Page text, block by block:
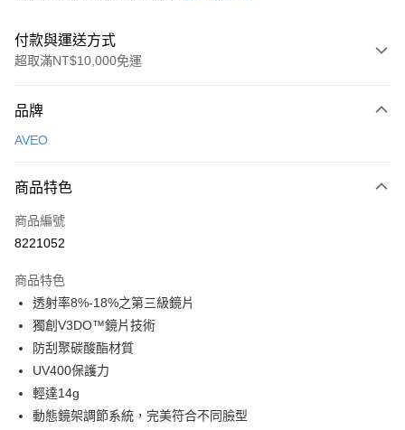
付款與運送方式
超取滿NT$10,000免運
信用卡一次付款
LINE Pay
Apple Pay
運送方式
全家店到店
每筆NT$80，滿NT$10,000(含以上)免運費
付款後全家取貨
每筆NT$80，滿NT$10,000(含以上)免運費
品牌
AVEO
商品特色
商品編號
8221052
商品特色
透射率8%-18%之第三級鏡片
獨創V3DO™鏡片技術
防刮聚碳酸酯材質
UV400保護力
輕達14g
動態鏡架調節系統，完美符合不同臉型